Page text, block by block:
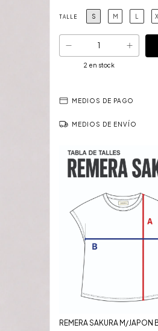
TALLE S M L
2 en stock
MEDIOS DE PAGO
MEDIOS DE ENVÍO
REMERA SAKURA M/JAPON